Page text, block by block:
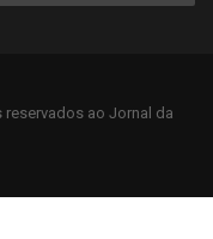
ao Jornal da